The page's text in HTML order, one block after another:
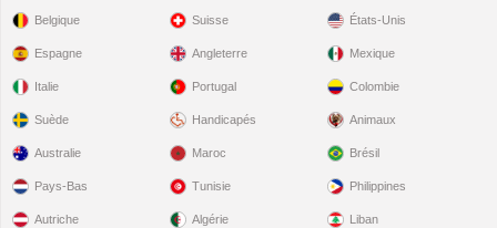
Belgique
Espagne
Italie
Suède
Suisse
Angleterre
Portugal
Handicapés
États-Unis
Mexique
Colombie
Animaux
Australie
Pays-Bas
Autriche
Maroc
Tunisie
Algérie
Brésil
Philippines
Liban